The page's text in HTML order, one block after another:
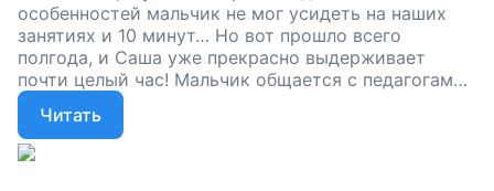
особенностей мальчик не мог усидеть на наших
занятиях и 10 минут… Но вот прошло всего
полгода, и Саша уже прекрасно выдерживает
почти целый час! Мальчик общается с педагогами,
отвечает на вопросы, решает несложные задачки...
Поддерживайте наш проект, друзья! Давайте
поможем особым детям полнее раскрывать свой
внутренний мир!
Читать